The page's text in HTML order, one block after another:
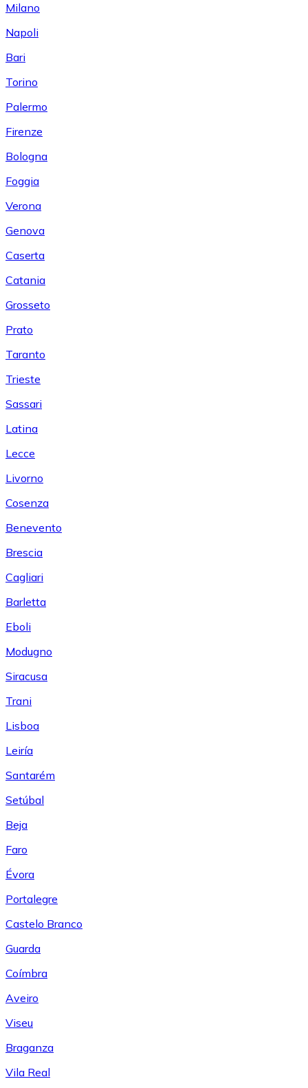
Milano
Napoli
Bari
Torino
Palermo
Firenze
Bologna
Foggia
Verona
Genova
Caserta
Catania
Grosseto
Prato
Taranto
Trieste
Sassari
Latina
Lecce
Livorno
Cosenza
Benevento
Brescia
Cagliari
Barletta
Eboli
Modugno
Siracusa
Trani
Lisboa
Leiría
Santarém
Setúbal
Beja
Faro
Évora
Portalegre
Castelo Branco
Guarda
Coímbra
Aveiro
Viseu
Braganza
Vila Real